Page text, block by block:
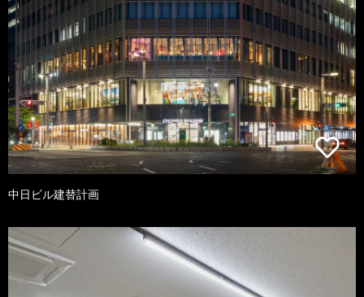
中日ビル建替計画